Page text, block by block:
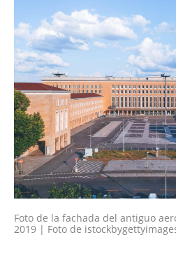
Foto de la fachada del antiguo
2019 | Foto de